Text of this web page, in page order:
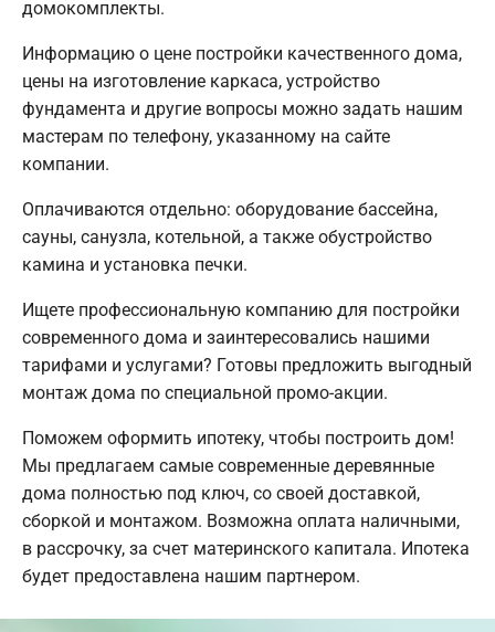
домокомплекты.
Информацию о цене постройки качественного дома,
цены на изготовление каркаса, устройство
фундамента и другие вопросы можно задать нашим
мастерам по телефону, указанному на сайте
компании.
Оплачиваются отдельно: оборудование бассейна,
сауны, санузла, котельной, а также обустройство
камина и установка печки.
Ищете профессиональную компанию для постройки
современного дома и заинтересовались нашими
тарифами и услугами? Готовы предложить выгодный
монтаж дома по специальной промо-акции.
Поможем оформить ипотеку, чтобы построить дом!
Мы предлагаем самые современные деревянные
дома полностью под ключ, со своей доставкой,
сборкой и монтажом. Возможна оплата наличными,
в рассрочку, за счет материнского капитала. Ипотека
будет предоставлена нашим партнером.